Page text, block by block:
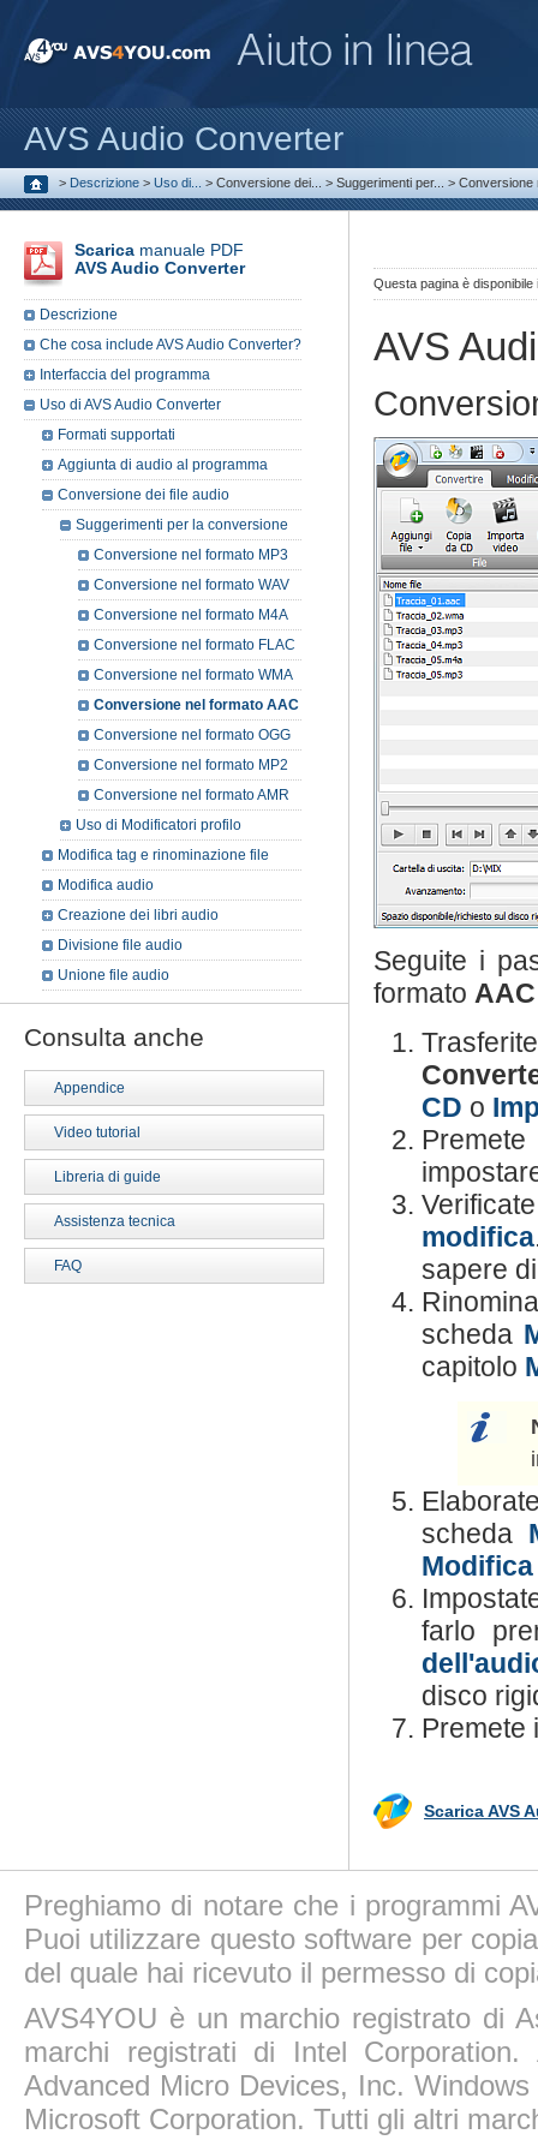
AVS Audio Converter
> Descrizione > Uso di... > Conversione dei... > Suggerimenti per... > Conversione
Questa pagina è
AVS
Seguite i
formato AAC
CD o
modifica
sapere
scheda
capitolo
scheda
farlo
disco
Scarica AVS
Scarica manuale PDF
AVS Audio Converter
Descrizione
Che cosa include AVS Audio Converter?
Interfaccia del programma
Uso di AVS Audio Converter
Formati supportati
Aggiunta di audio al programma
Conversione dei file audio
Suggerimenti per la conversione
Conversione nel formato MP3
Conversione nel formato WAV
Conversione nel formato M4A
Conversione nel formato FLAC
Conversione nel formato WMA
Conversione nel formato AAC
Conversione nel formato OGG
Conversione nel formato MP2
Conversione nel formato AMR
Uso di Modificatori profilo
Modifica tag e rinominazione file
Modifica audio
Creazione dei libri audio
Divisione file audio
Unione file audio
Consulta anche
Appendice
Video tutorial
Libreria di guide
Assistenza tecnica
FAQ
Preghiamo di notare che i programmi
Puoi utilizzare questo software per
del quale hai ricevuto il permesso di
AVS4YOU è un marchio registrato di
marchi registrati di Intel
Advanced Micro Devices, Inc.
Microsoft Corporation. Tutti gli altri